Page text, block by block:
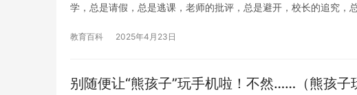
学，总是请假，总是逃课，老师的批评，总是避开，校长的追究，
教育百科 2025年4月23日
别随便让“熊孩子”玩手机啦！不然……（熊孩子